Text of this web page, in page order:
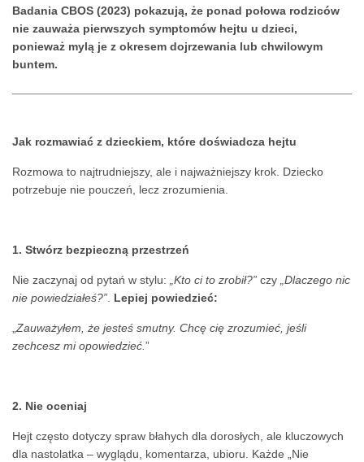
Badania CBOS (2023) pokazują, że ponad połowa rodziców
nie zauważa pierwszych symptomów hejtu u dzieci,
ponieważ mylą je z okresem dojrzewania lub chwilowym
buntem.
Jak rozmawiać z dzieckiem, które doświadcza hejtu
Rozmowa to najtrudniejszy, ale i najważniejszy krok. Dziecko
potrzebuje nie pouczeń, lecz zrozumienia.
1. Stwórz bezpieczną przestrzeń
Nie zaczynaj od pytań w stylu: „Kto ci to zrobił?” czy „Dlaczego nic
nie powiedziałeś?”. Lepiej powiedzieć:
„Zauważyłem, że jesteś smutny. Chcę cię zrozumieć, jeśli
zechcesz mi opowiedzieć.”
2. Nie oceniaj
Hejt często dotyczy spraw błahych dla dorosłych, ale kluczowych
dla nastolatka – wyglądu, komentarza, ubioru. Każde „Nie